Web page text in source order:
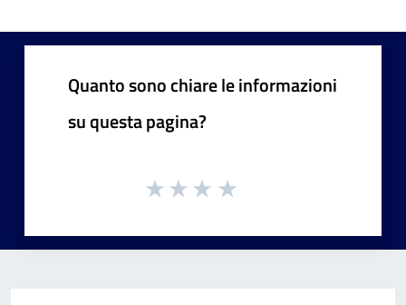
Quanto sono chiare le informazioni
su questa pagina?